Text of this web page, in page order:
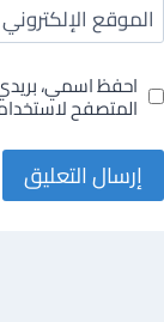
الموقع الإلكتروني
احفظ اسمي،
المتصفح